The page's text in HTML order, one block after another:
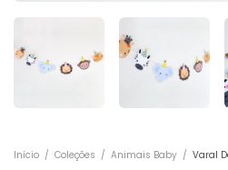
Início / Coleções / Animais Baby / Varal